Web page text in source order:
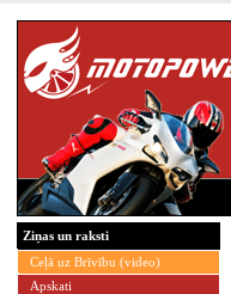
Ziņas un raksti
Ceļā uz Brīvību (video)
Apskati